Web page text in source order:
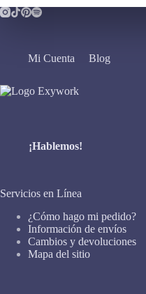
Mi Cuenta Blog
¡Hablemos!
Servicios en Línea
¿Cómo hago mi pedido?
Información de envíos
Cambios y devoluciones
Mapa del sitio